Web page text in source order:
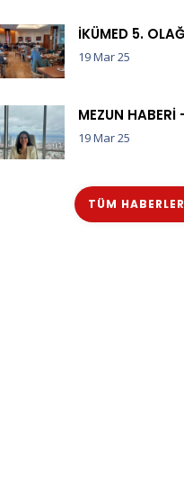
İKÜMED 5.
19 Mar 25
MEZUN
19 Mar 25
TÜM HABERLER